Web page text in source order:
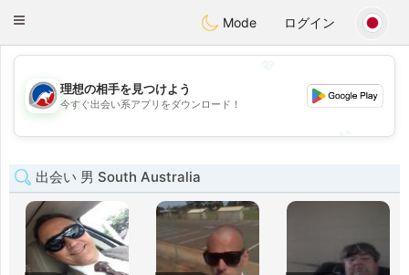
AustraliaChat
Toggle
Mode ログイン
💖
💕
理想の相手を見つけよう
今すぐ出会い系アプリをダウンロード！
出会い 男 South Australia